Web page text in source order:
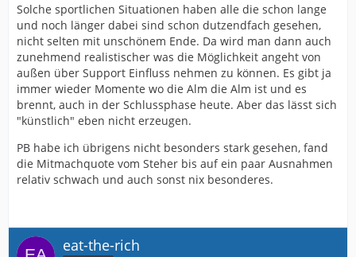
Solche sportlichen Situationen haben alle die schon lange
und noch länger dabei sind schon dutzendfach gesehen,
nicht selten mit unschönem Ende. Da wird man dann auch
zunehmend realistischer was die Möglichkeit angeht von
außen über Support Einfluss nehmen zu können. Es gibt ja
immer wieder Momente wo die Alm die Alm ist und es
brennt, auch in der Schlussphase heute. Aber das lässt sich
"künstlich" eben nicht erzeugen.
PB habe ich übrigens nicht besonders stark gesehen, fand
die Mitmachquote vom Steher bis auf ein paar Ausnahmen
relativ schwach und auch sonst nix besonderes.
eat-the-rich